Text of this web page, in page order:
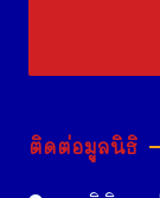
ติดต่อมูลนิธิ